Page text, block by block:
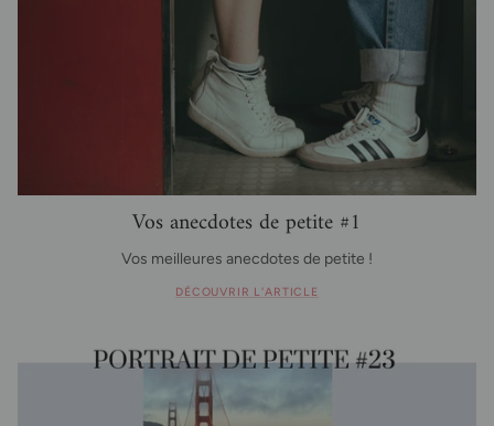
Vos anecdotes de petite #1
Vos meilleures anecdotes de petite !
DÉCOUVRIR L'ARTICLE